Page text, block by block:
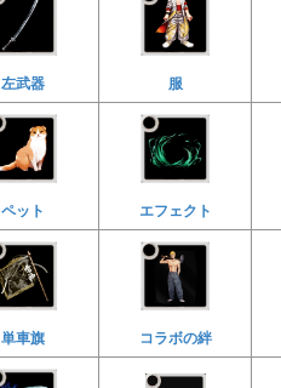
左武器 服
ペット エフェクト
単車旗 コラボの絆